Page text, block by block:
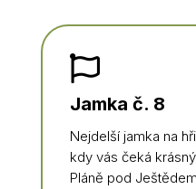

Jamka č. 8
Nejdelší jamka na
kdy vás čeká
Pláně pod